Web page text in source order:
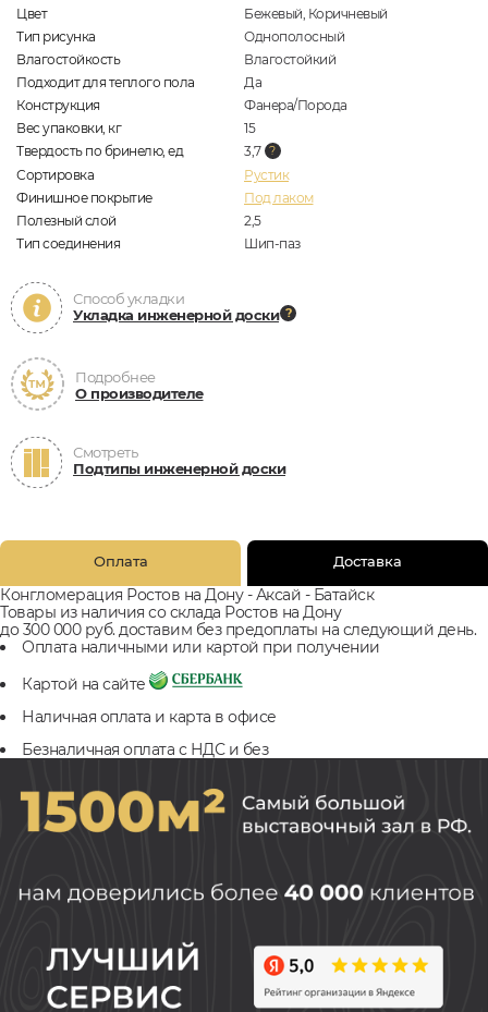
Цвет
Бежевый, Коричневый
Тип рисунка
Однополосный
Влагостойкость
Влагостойкий
Подходит для теплого пола
Да
Конструкция
Фанера/Порода
Вес упаковки, кг
15
Твердость по бринелю, ед
3,7
Сортировка
Рустик
Финишное покрытие
Под лаком
Полезный слой
2,5
Тип соединения
Шип-паз
Способ укладки
Укладка инженерной доски
Подробнее
О производителе
Смотреть
Подтипы инженерной доски
Оплата Доставка
Конгломерация Ростов на Дону - Аксай - Батайск
Товары из наличия со склада Ростов на Дону
до 300 000 руб. доставим без предоплаты на следующий день.
Оплата наличными или картой при получении
Картой на сайте
Наличная оплата и карта в офисе
Безналичная оплата с НДС и без